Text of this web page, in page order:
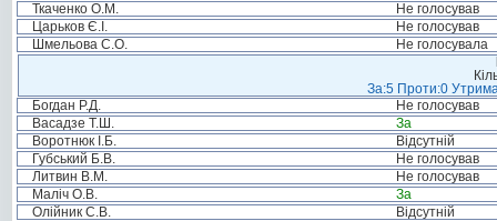
Ткаченко О.М.
Не голосував
Царьков Є.І.
Не голосував
Шмельова С.О.
Не голосувала
За:5 Проти:0
Богдан Р.Д.
Не голосував
Васадзе Т.Ш.
За
Воротнюк І.Б.
Відсутній
Губський Б.В.
Не голосував
Литвин В.М.
Не голосував
Маліч О.В.
За
Олійник С.В.
Відсутній